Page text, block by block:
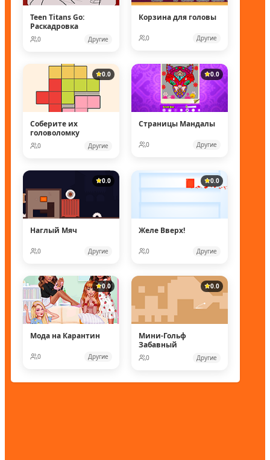
Teen Titans Go:
Раскадровка
0 Другие
Корзина для головы
0 Другие
0.0
Соберите их
головоломку
0 Другие
0.0
Страницы Мандалы
0 Другие
0.0
Наглый Мяч
0 Другие
0.0
Желе Вверх!
0 Другие
0.0
Мода на Карантин
0 Другие
0.0
Мини-Гольф
Забавный
0 Другие